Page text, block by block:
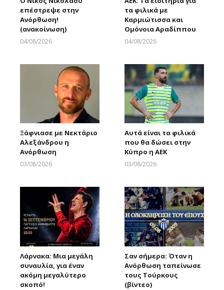
επέστρεψε στην
Ανόρθωση!
(ανακοίνωση)
04/08/2026
τα φιλικά με
Καρμιώτισσα και
Ομόνοια Αραδίππου
04/08/2026
Ξάφνιασε με Νεκτάριο
Αλεξάνδρου η
Ανόρθωση
03/08/2026
Αυτά είναι τα φιλικά
που θα δώσει στην
Κύπρο η ΑΕΚ
03/08/2026
Λάρνακα: Μια μεγάλη
συναυλία, για έναν
ακόμη μεγαλύτερο
σκοπό!
Σαν σήμερα: Όταν η
Ανόρθωση ταπείνωσε
τους Τούρκους
(βίντεο)